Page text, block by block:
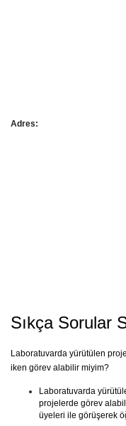
Adres:
Sıkça Sorular
Laboratuvarda yürütülen
iken görev alabilir miyim?
Laboratuvarda
projelerde görev
üyeleri ile görüşerek